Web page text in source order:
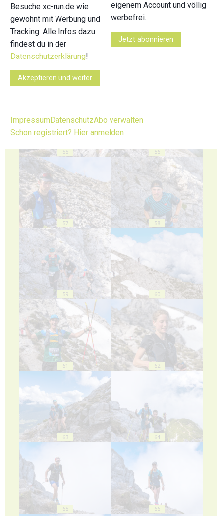
51 52
53
55 56
57 58
59 60
61 62
63 64
65 66
Besuche xc-run.de wie
gewohnt mit Werbung und
Tracking. Alle Infos dazu
findest du in der
Datenschutzerklärung!
Akzeptieren und weiter
eigenem Account und völlig
werbefrei.
Jetzt abonnieren
ImpressumDatenschutzAbo verwalten
Schon registriert? Hier anmelden